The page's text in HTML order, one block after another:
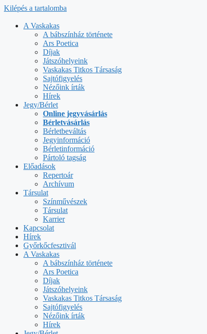
Kilépés a tartalomba
A Vaskakas
A bábszínház története
Ars Poetica
Díjak
Játszóhelyeink
Vaskakas Titkos Társaság
Sajtófigyelés
Nézőink írták
Hírek
Jegy/Bérlet
Online jegyvásárlás
Bérletvásárlás
Bérletbeváltás
Jegyinformáció
Bérletinformáció
Pártoló tagság
Előadások
Repertoár
Archívum
Társulat
Színművészek
Társulat
Karrier
Kapcsolat
Hírek
Győrkőcfesztivál
A Vaskakas
A bábszínház története
Ars Poetica
Díjak
Játszóhelyeink
Vaskakas Titkos Társaság
Sajtófigyelés
Nézőink írták
Hírek